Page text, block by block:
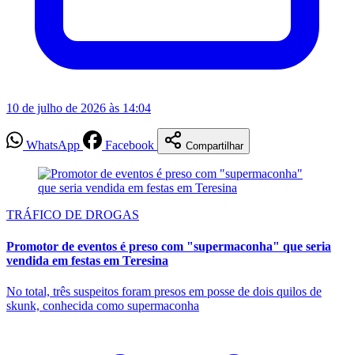
10 de julho de 2026 às 14:04
WhatsApp Facebook Compartilhar
TRÁFICO DE DROGAS
Promotor de eventos é preso com "supermaconha" que seria
vendida em festas em Teresina
No total, três suspeitos foram presos em posse de dois quilos de
skunk, conhecida como supermaconha